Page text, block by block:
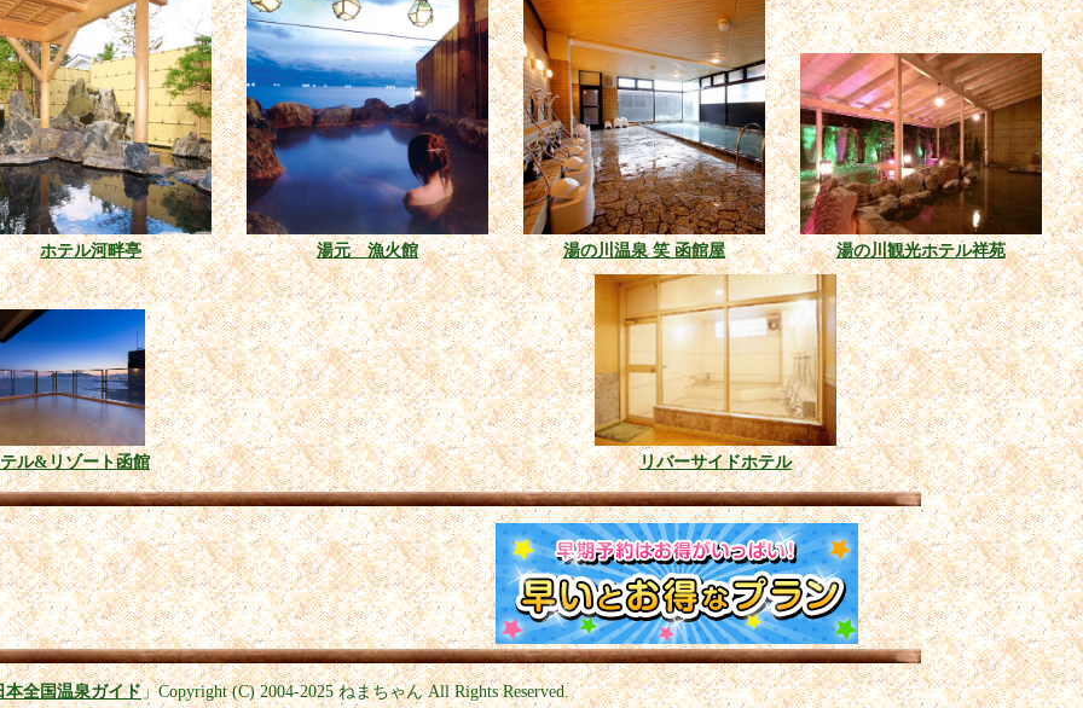
ホテル河畔亭 湯元 漁火館 湯の川温泉 笑 函館屋 湯の川観光ホテル祥苑
ル&リゾート函館 リバーサイドホテル
本全国温泉ガイド」Copyright (C) 2004-2025ねまちゃん All Rights Reserved.